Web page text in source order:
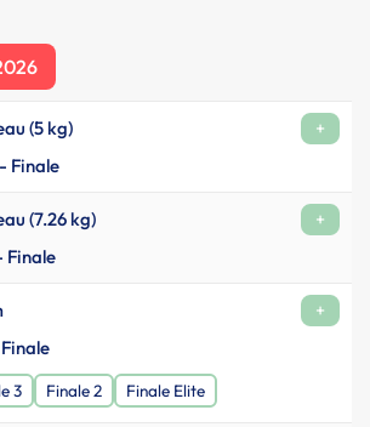
(5 kg)
+
Finale
(7.26 kg)
+
Finale
+
3 Finale 2 Finale Elite